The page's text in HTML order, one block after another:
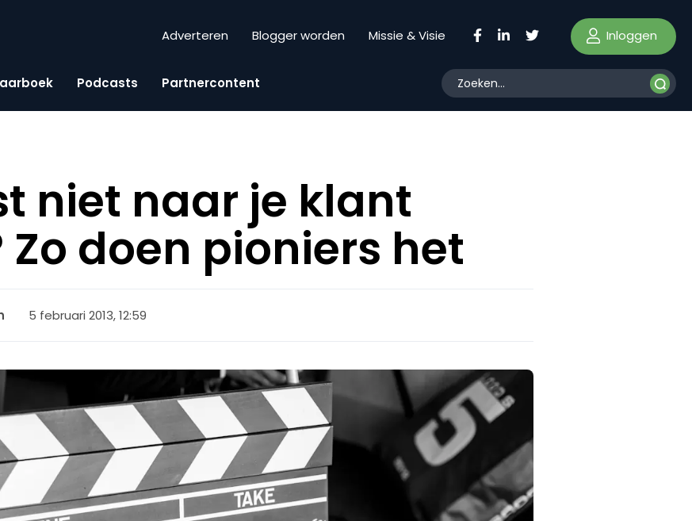
Adverteren Blogger worden Missie & Visie Inloggen
Podcasts Partnercontent
niet naar je klant
doen pioniers het
5 februari 2013, 12:59